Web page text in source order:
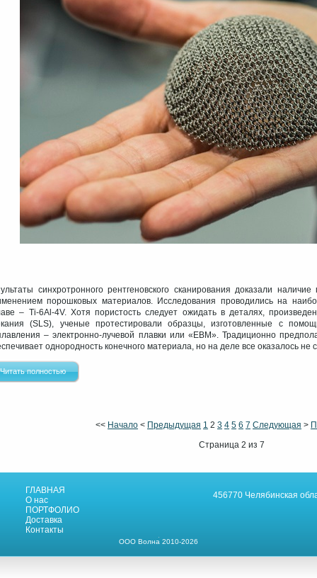
синхротронного рентгеновского сканирования доказали
порошковых материалов. Исследования проводились на
– Ti-6Al-4V. Хотя пористость следует ожидать в деталях,
(SLS), ученые протестировали образцы, изготовленные с
– электронно-лучевой плавки или «EBM». Традиционно
однородность конечного материала, но на деле все оказалось не
Читать полностью
<< Начало < Предыдущая 1 2 3 4 5 6 7 Следующая >
Страница 2 из 7
ГЛАВНАЯ
О нас
ПОРТФОЛИО
Доставка
Контакты
456770 Челябинская
ООО Волна 2010-2026